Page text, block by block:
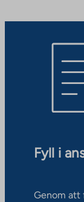
Fyll i
Genom att